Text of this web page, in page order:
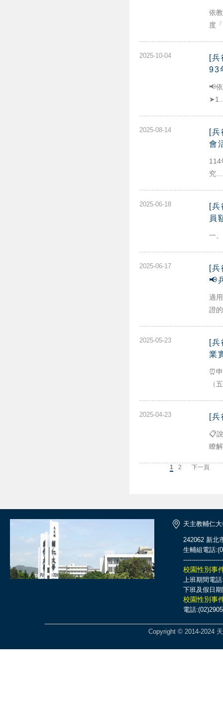
依
度
2025-10-04
[
93
📢
2025-08-14
[
會
114
究
2025-06-18
[
員
一
2025-06-17
[
📢
適
證
2025-05-23
[
業
⏰
（
2025-04-23 [
📋
瞭
1 2 下一頁
天主教輔仁
242062 新北
生輔組電話
校園性別事
上班期間電
下班及假日
校園性別事
電話
Copyright © 2014-2024